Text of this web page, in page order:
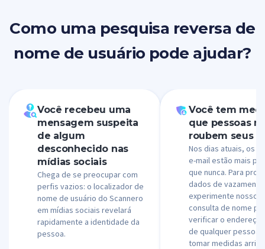
Como uma pesquisa reversa de
nome de usuário pode ajudar?
Você recebeu uma
mensagem suspeita
de algum
desconhecido nas
mídias sociais
Chega de se preocupar com
perfis vazios: o localizador de
nome de usuário do Scannero
em mídias sociais revelará
rapidamente a identidade da
pessoa.
Você tem
que pessoas
roubem seus
Nos dias atuais, os
e-mail estão mais
que nunca. Para
dados de
experimente nosso
consulta de nome
verificar o endereço
de qualquer pessoa
tomar medidas